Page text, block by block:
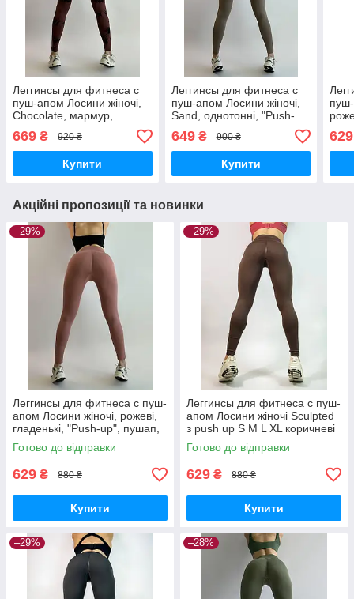
Леггинсы для фитнеса с
пуш-апом Лосини жіночі,
Chocolate, мармур,
"PushUp", пушап, широкий
пояс, висока посадка
669 ₴ 920 ₴
Купити
Леггинсы для фитнеса с
пуш-апом Лосини жіночі,
Sand, однотонні, "Push-
up", пушап, широкий пояс,
висока посадка
649₴ 900 ₴
Купити
629
Акційні пропозиції та новинки
–29%
Леггинсы для фитнеса с пуш-
апом Лосини жіночі, рожеві,
гладенькі, "Push-up", пушап,
широкий пояс, висока
посадка
Готово до відправки
629 ₴ 880 ₴
Купити
–29%
Леггинсы для фитнеса с пуш-
апом Лосини жіночі Sculpted
з push up S M L XL коричневі
Готово до відправки
629 ₴ 880 ₴
Купити
–29% –28%